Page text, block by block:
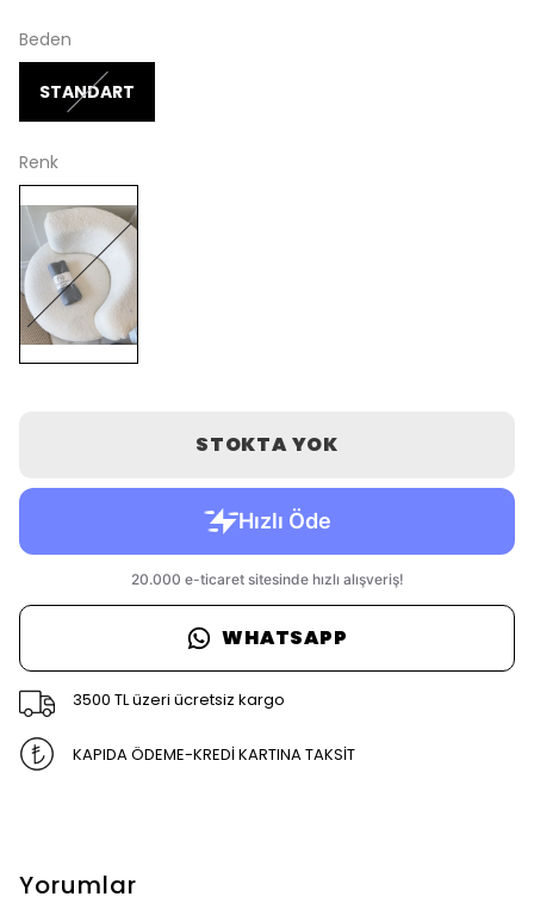
Beden
STANDART
Renk
STOKTA YOK
WHATSAPP
3500 TL üzeri ücretsiz kargo
KAPIDA ÖDEME-KREDİ KARTINA TAKSİT
Yorumlar